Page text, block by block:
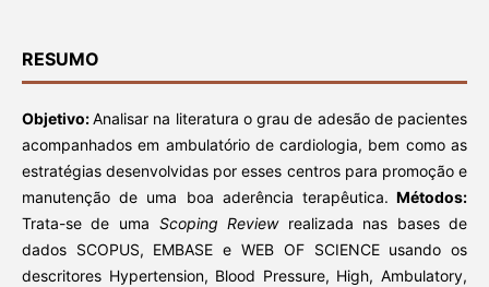
RESUMO
Objetivo:Analisar na literatura o grau de adesão de pacientes
acompanhados em ambulatório de cardiologia, bem como as
estratégias desenvolvidas por esses centros para promoção e
manutenção de uma boa aderência terapêutica. Métodos:
Trata-se de uma Scoping Review realizada nas bases de
dados SCOPUS, EMBASE e WEB OF SCIENCE usando os
descritores Hypertension, Blood Pressure, High, Ambulatory,